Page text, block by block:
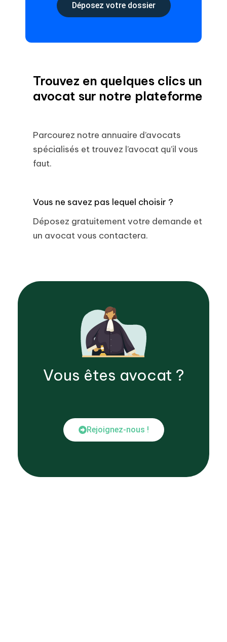
Déposez votre dossier
Trouvez en quelques clics un
avocat sur notre plateforme
Parcourez notre annuaire d’avocats
spécialisés et trouvez l’avocat qu’il vous
faut.
Vous ne savez pas lequel choisir ?
Déposez gratuitement votre demande et
un avocat vous contactera.
Vous êtes avocat ?
Rejoignez-nous !